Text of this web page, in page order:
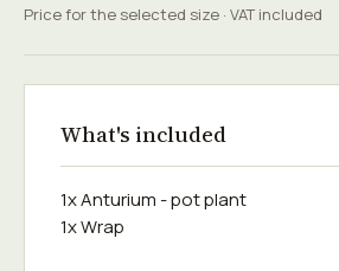
Price for the selected size · VAT included
What's included
1x Anturium - pot plant
1x Wrap